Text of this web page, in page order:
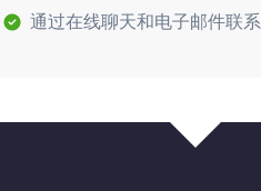
通过在线聊天和电子邮件联系